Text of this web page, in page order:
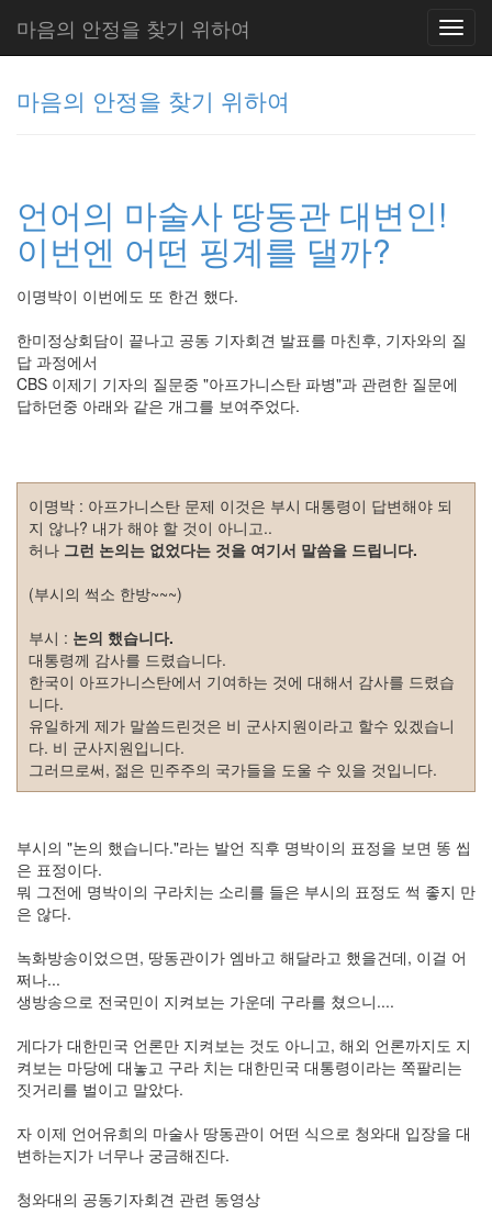
마음의 안정을 찾기 위하여
마음의 안정을 찾기 위하여
언어의 마술사 땅동관 대변인!
이번엔 어떤 핑계를 댈까?
이명박이 이번에도 또 한건 했다.
한미정상회담이 끝나고 공동 기자회견 발표를 마친후, 기자와의 질
답 과정에서
CBS 이제기 기자의 질문중 "아프가니스탄 파병"과 관련한 질문에
답하던중 아래와 같은 개그를 보여주었다.
이명박 : 아프가니스탄 문제 이것은 부시 대통령이 답변해야 되
지 않나? 내가 해야 할 것이 아니고..
허나 그런 논의는 없었다는 것을 여기서 말씀을 드립니다.
(부시의 썩소 한방~~~)
부시 : 논의 했습니다.
대통령께 감사를 드렸습니다.
한국이 아프가니스탄에서 기여하는 것에 대해서 감사를 드렸습
니다.
유일하게 제가 말씀드린것은 비 군사지원이라고 할수 있겠습니
다. 비 군사지원입니다.
그러므로써, 젊은 민주주의 국가들을 도울 수 있을 것입니다.
부시의 "논의 했습니다."라는 발언 직후 명박이의 표정을 보면 똥 씹
은 표정이다.
뭐 그전에 명박이의 구라치는 소리를 들은 부시의 표정도 썩 좋지 만
은 않다.
녹화방송이었으면, 땅동관이가 엠바고 해달라고 했을건데, 이걸 어
쩌나...
생방송으로 전국민이 지켜보는 가운데 구라를 쳤으니....
게다가 대한민국 언론만 지켜보는 것도 아니고, 해외 언론까지도 지
켜보는 마당에 대놓고 구라 치는 대한민국 대통령이라는 쪽팔리는
짓거리를 벌이고 말았다.
자 이제 언어유희의 마술사 땅동관이 어떤 식으로 청와대 입장을 대
변하는지가 너무나 궁금해진다.
청와대의 공동기자회견 관련 동영상
움
(복
분
주)
Tag
Cloud
주
절
Delphi
화
FreeWare
드
라
프
리
웨
공
개
프
트
어